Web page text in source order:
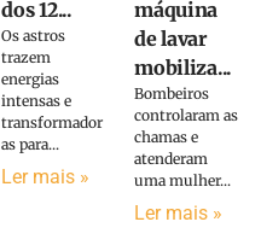
dos 12...
Os astros
trazem
energias
intensas e
transformador
as para...
Ler mais »
máquina
de lavar
mobiliza...
Bombeiros
controlaram as
chamas e
atenderam
uma mulher...
Ler mais »